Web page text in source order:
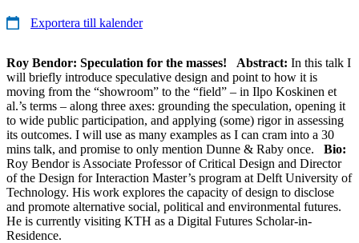
Exportera till kalender
Roy Bendor: Speculation for the masses! Abstract: In this talk I
will briefly introduce speculative design and point to how it is
moving from the “showroom” to the “field” – in Ilpo Koskinen et
al.’s terms – along three axes: grounding the speculation, opening it
to wide public participation, and applying (some) rigor in assessing
its outcomes. I will use as many examples as I can cram into a 30
mins talk, and promise to only mention Dunne & Raby once. Bio:
Roy Bendor is Associate Professor of Critical Design and Director
of the Design for Interaction Master’s program at Delft University of
Technology. His work explores the capacity of design to disclose
and promote alternative social, political and environmental futures.
He is currently visiting KTH as a Digital Futures Scholar-in-
Residence.